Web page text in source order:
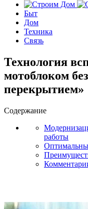
Быт
Дом
Техника
Связь
Технология
мотоблоком
перекрытием»
Содержание
работы